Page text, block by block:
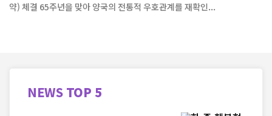
약) 체결 65주년을 맞아 양국의 전통적 우호관계를 재확인...
NEWS TOP 5